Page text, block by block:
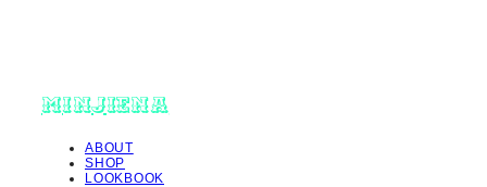
minjiena
ABOUT
SHOP
LOOKBOOK